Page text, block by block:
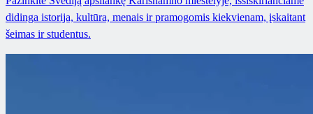
didinga istorija, kultūra, menais ir pramogomis kiekvienam, įskaitant
šeimas ir studentus.